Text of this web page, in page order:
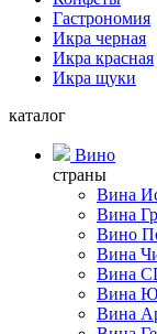
Гастрономия
Икра черная
Икра красная
Икра щуки
каталог
Вино
страны
Вина
Вина
Вино
Вина
Вина
Вина
Вина